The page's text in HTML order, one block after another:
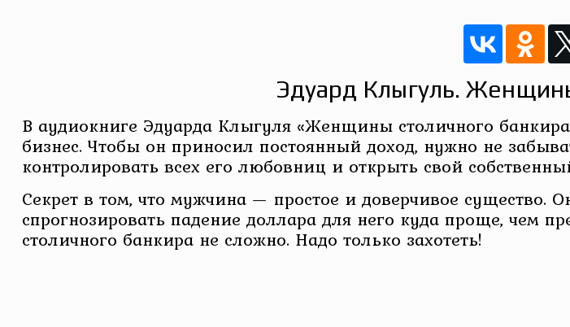
Эдуард Клыгуль.
В аудиокниге Эдуарда Клыгуля «Женщины столичного
бизнес. Чтобы он приносил постоянный доход, нужно не
контролировать всех его любовниц и открыть свой
Секрет в том, что мужчина — простое и доверчивое существо.
спрогнозировать падение доллара для него куда проще, чем
столичного банкира не сложно. Надо только захотеть!